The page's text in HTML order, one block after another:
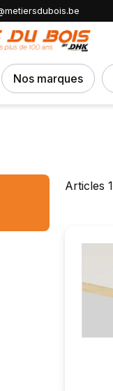
Nos marques
et plaques
Articles1